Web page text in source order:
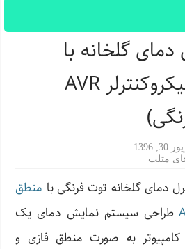
گلخانه با
منطق فازی و میکروکنترلر AVR
1396
متلب
دمای گلخانه توت فرنگی با منطق
طراحی سیستم نمایش دمای یک
به صورت منطق فازی و